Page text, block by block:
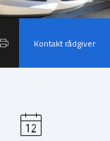
Kontakt rådgiver